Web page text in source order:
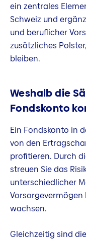
ein zentrales
Schweiz und
und beruflicher
zusätzliches
bleiben.
Weshalb die
Fondskonto
Ein Fondskonto in
von den
profitieren. Durch
streuen Sie das
unterschiedlicher
wachsen.
Gleichzeitig sind